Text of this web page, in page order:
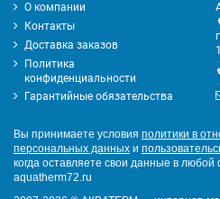
О компании
Контакты
Доставка заказов
Политика
конфиденциальности
Гарантийные обязательства
Вы принимаете условия политики в
персональных данных и
когда оставляете свои данные в
aquatherm72.ru